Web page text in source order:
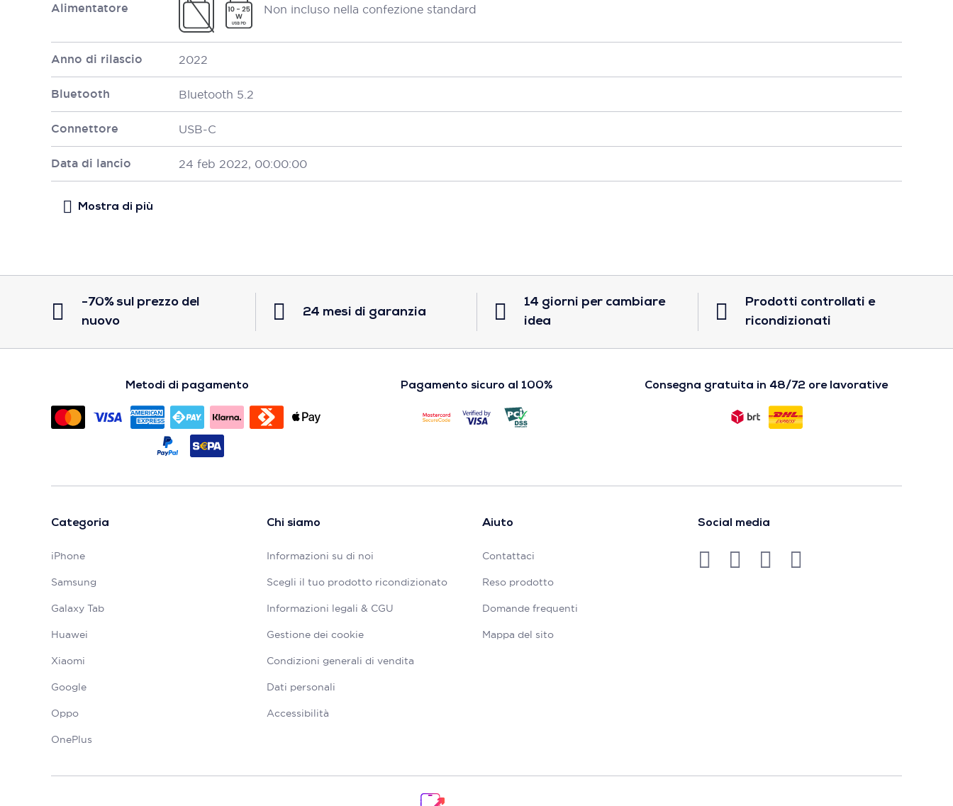
Alimentatore Non incluso nella confezione standard
Anno di rilascio 2022
Bluetooth Bluetooth 5.2
Connettore USB-C
Data di lancio 24 feb 2022, 00:00:00
-70% sul prezzo del
nuovo
24 mesi di garanzia
14 giorni per cambiare
idea
Prodotti controllati e
ricondizionati
Metodi di pagamento Pagamento sicuro al 100% Consegna gratuita in 48/72 ore lavorative
Categoria
iPhone
Samsung
Galaxy Tab
Huawei
Xiaomi
Google
Oppo
OnePlus
Chi siamo
Informazioni su di noi
Scegli il tuo prodotto ricondizionato
Informazioni legali & CGU
Gestione dei cookie
Condizioni generali di vendita
Dati personali
Accessibilità
Aiuto
Contattaci
Reso prodotto
Domande frequenti
Mappa del sito
Social media